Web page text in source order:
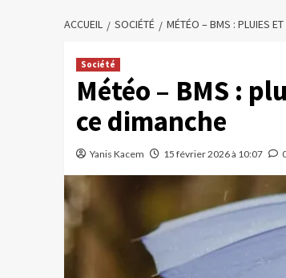
ACCUEIL SOCIÉTÉ MÉTÉO – BMS : PLUIES
Société
Météo – BMS :
ce dimanche
Yanis Kacem 15 février 2026 à 10:07